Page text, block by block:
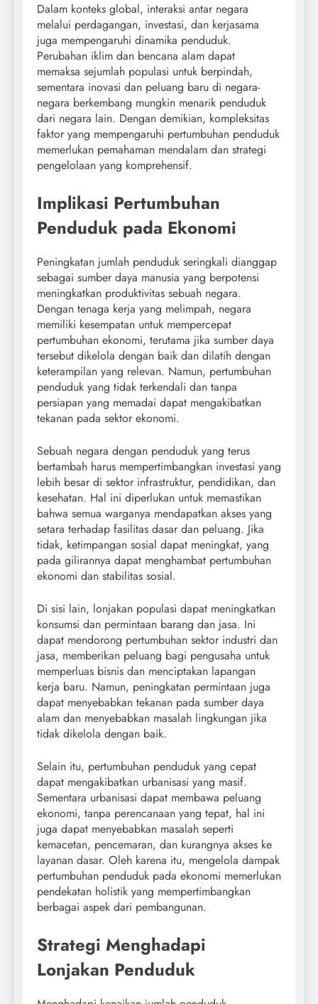
Dalam konteks global, interaksi antar negara
melalui perdagangan, investasi, dan kerjasama
juga mempengaruhi dinamika penduduk.
Perubahan iklim dan bencana alam dapat
memaksa sejumlah populasi untuk berpindah,
sementara inovasi dan peluang baru di negara-
negara berkembang mungkin menarik penduduk
dari negara lain. Dengan demikian, kompleksitas
faktor yang mempengaruhi pertumbuhan penduduk
memerlukan pemahaman mendalam dan strategi
pengelolaan yang komprehensif.
Implikasi Pertumbuhan
Penduduk pada Ekonomi
Peningkatan jumlah penduduk seringkali dianggap
sebagai sumber daya manusia yang berpotensi
meningkatkan produktivitas sebuah negara.
Dengan tenaga kerja yang melimpah, negara
memiliki kesempatan untuk mempercepat
pertumbuhan ekonomi, terutama jika sumber daya
tersebut dikelola dengan baik dan dilatih dengan
keterampilan yang relevan. Namun, pertumbuhan
penduduk yang tidak terkendali dan tanpa
persiapan yang memadai dapat mengakibatkan
tekanan pada sektor ekonomi.
Sebuah negara dengan penduduk yang terus
bertambah harus mempertimbangkan investasi yang
lebih besar di sektor infrastruktur, pendidikan, dan
kesehatan. Hal ini diperlukan untuk memastikan
bahwa semua warganya mendapatkan akses yang
setara terhadap fasilitas dasar dan peluang. Jika
tidak, ketimpangan sosial dapat meningkat, yang
pada gilirannya dapat menghambat pertumbuhan
ekonomi dan stabilitas sosial.
Di sisi lain, lonjakan populasi dapat meningkatkan
konsumsi dan permintaan barang dan jasa. Ini
dapat mendorong pertumbuhan sektor industri dan
jasa, memberikan peluang bagi pengusaha untuk
memperluas bisnis dan menciptakan lapangan
kerja baru. Namun, peningkatan permintaan juga
dapat menyebabkan tekanan pada sumber daya
alam dan menyebabkan masalah lingkungan jika
tidak dikelola dengan baik.
Selain itu, pertumbuhan penduduk yang cepat
dapat mengakibatkan urbanisasi yang masif.
Sementara urbanisasi dapat membawa peluang
ekonomi, tanpa perencanaan yang tepat, hal ini
juga dapat menyebabkan masalah seperti
kemacetan, pencemaran, dan kurangnya akses ke
layanan dasar. Oleh karena itu, mengelola dampak
pertumbuhan penduduk pada ekonomi memerlukan
pendekatan holistik yang mempertimbangkan
berbagai aspek dari pembangunan.
Strategi Menghadapi
Lonjakan Penduduk